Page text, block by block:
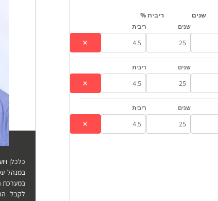
שנים ריבית %
שנים ריבית
×
שנים ריבית
×
שנים ריבית
×
כלכלן
במנהל
במערכת
לקבל